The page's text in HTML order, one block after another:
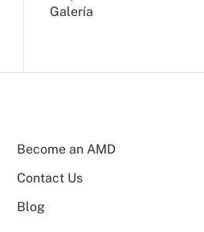
Galería
Become an AMD
Contact Us
Blog